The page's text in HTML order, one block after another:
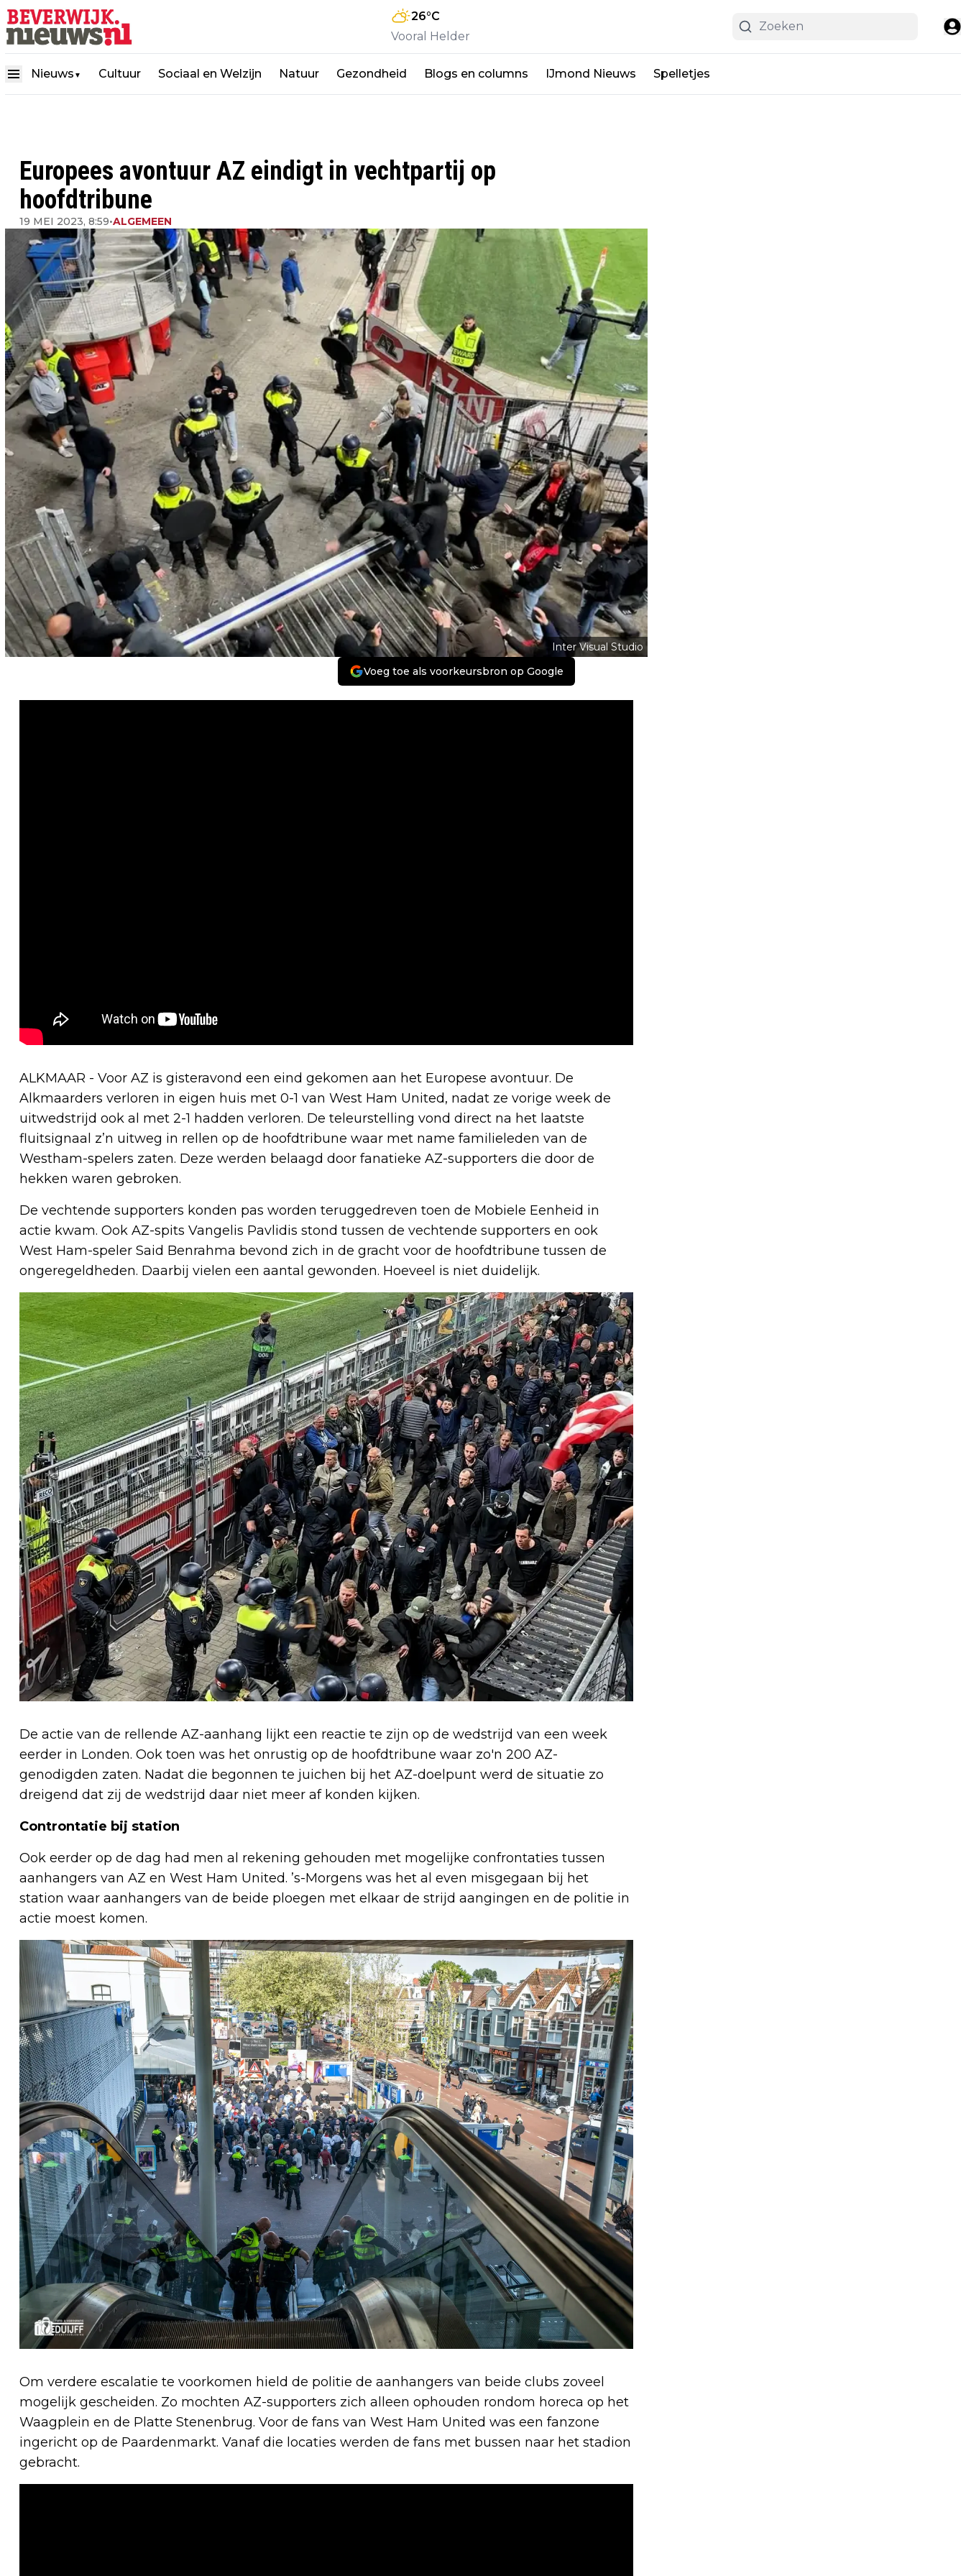
26°C
Vooral Helder
Nieuws ▼ Cultuur Sociaal en Welzijn Natuur Gezondheid Blogs en columns IJmond Nieuws Spelletjes
Europees avontuur AZ eindigt in vechtpartij op
hoofdtribune
19 MEI 2023, 8:59•ALGEMEEN
Inter Visual Studio
Voeg toe als voorkeursbron op Google
ALKMAAR - Voor AZ is gisteravond een eind gekomen aan het Europese avontuur. De
Alkmaarders verloren in eigen huis met 0-1 van West Ham United, nadat ze vorige week de
uitwedstrijd ook al met 2-1 hadden verloren. De teleurstelling vond direct na het laatste
fluitsignaal z’n uitweg in rellen op de hoofdtribune waar met name familieleden van de
Westham-spelers zaten. Deze werden belaagd door fanatieke AZ-supporters die door de
hekken waren gebroken.
De vechtende supporters konden pas worden teruggedreven toen de Mobiele Eenheid in
actie kwam. Ook AZ-spits Vangelis Pavlidis stond tussen de vechtende supporters en ook
West Ham-speler Said Benrahma bevond zich in de gracht voor de hoofdtribune tussen de
ongeregeldheden. Daarbij vielen een aantal gewonden. Hoeveel is niet duidelijk.
De actie van de rellende AZ-aanhang lijkt een reactie te zijn op de wedstrijd van een week
eerder in Londen. Ook toen was het onrustig op de hoofdtribune waar zo'n 200 AZ-
genodigden zaten. Nadat die begonnen te juichen bij het AZ-doelpunt werd de situatie zo
dreigend dat zij de wedstrijd daar niet meer af konden kijken.
Controntatie bij station
Ook eerder op de dag had men al rekening gehouden met mogelijke confrontaties tussen
aanhangers van AZ en West Ham United. ’s-Morgens was het al even misgegaan bij het
station waar aanhangers van de beide ploegen met elkaar de strijd aangingen en de politie in
actie moest komen.
Om verdere escalatie te voorkomen hield de politie de aanhangers van beide clubs zoveel
mogelijk gescheiden. Zo mochten AZ-supporters zich alleen ophouden rondom horeca op het
Waagplein en de Platte Stenenbrug. Voor de fans van West Ham United was een fanzone
ingericht op de Paardenmarkt. Vanaf die locaties werden de fans met bussen naar het stadion
gebracht.